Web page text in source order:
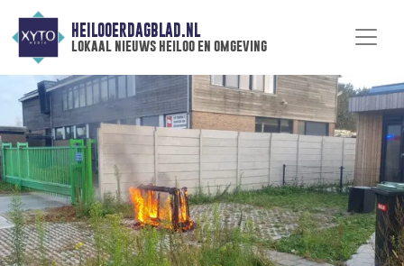
HEILOOERDAGBLAD.NL
lokaal nieuws heiloo en omgeving